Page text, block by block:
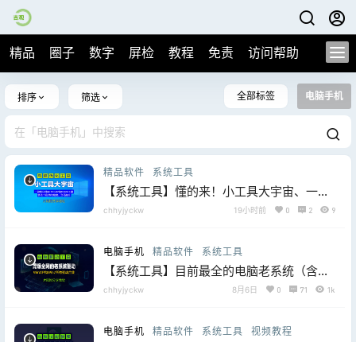
精品 圈子 数字 屏检 教程 免责 访问帮助
排序 筛选 全部标签 电脑手机
精品软件 系统工具
【系统工具】懂的来！小工具大宇宙、一款
优化外网DNS/IP的hosts优化工具，下载/
chhyjyckw 19小时前 0 2 9
电脑手机 精品软件 系统工具
【系统工具】目前最全的电脑老系统（含
WinXP和Win7）驱动总裁离线版、重装系
chhyjyckw 8月6日 0 71 1k
电脑手机 精品软件 系统工具 视频教程